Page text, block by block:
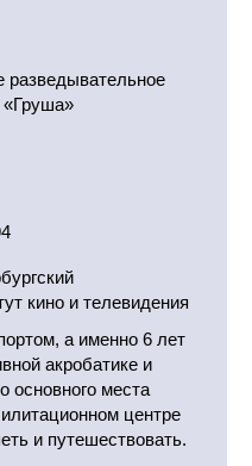
разведывательное
«Груша»
кино и телевидения
а именно 6 лет
акробатике и
основного места
центре
и путешествовать.